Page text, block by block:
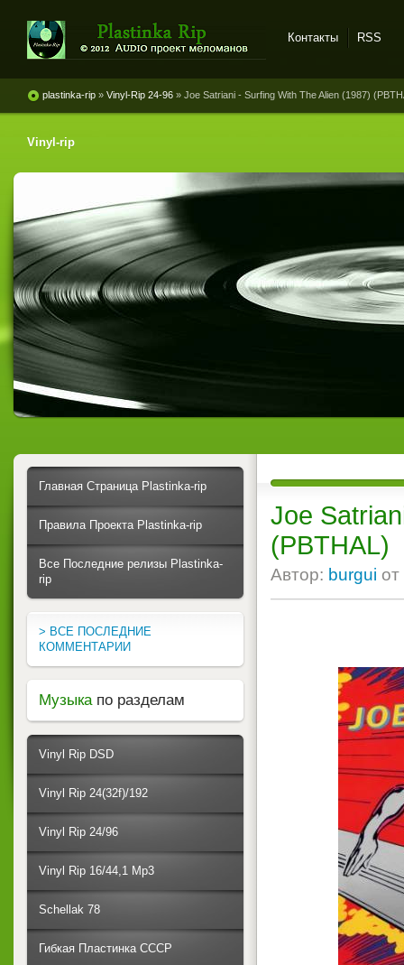
винила и магнитоальбомов
Контакты RSS
plastinka-rip » Vinyl-Rip 24-96 » Joe Satriani - Surfing With The Alien (1987)
Vinyl-rip
Joe
(PBTHAL)
Автор: burgui от
Главная Страница Plastinka-rip
Правила Проекта Plastinka-rip
Все Последние релизы Plastinka-
rip
> ВСЕ ПОСЛЕДНИЕ
КОММЕНТАРИИ
Музыка по разделам
Vinyl Rip DSD
Vinyl Rip 24(32f)/192
Vinyl Rip 24/96
Vinyl Rip 16/44,1 Mp3
Schellak 78
Гибкая Пластинка СССР